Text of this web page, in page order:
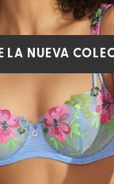
LA NUEVA